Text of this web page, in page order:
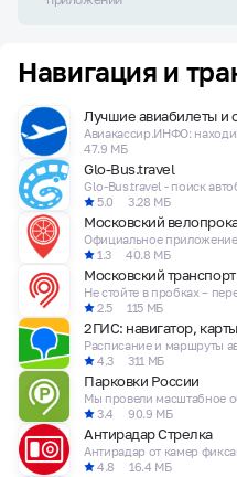
Навигация и
Лучшие авиабилеты и
47.9 МБ
Glo-Bus.travel
Glo-Bus.travel - поиск
5.0
3.28 МБ
Московский
1.3
40.8 МБ
Московский транспорт
Не стойте в пробках –
2.5
115 МБ
2ГИС: навигатор,
4.3
311 МБ
Парковки России
3.4
90.9 МБ
Антирадар Стрелка
Антирадар от камер
4.8
16.4 МБ